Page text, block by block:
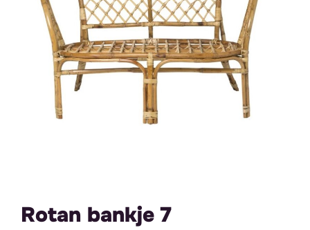
Rotan bankje 7